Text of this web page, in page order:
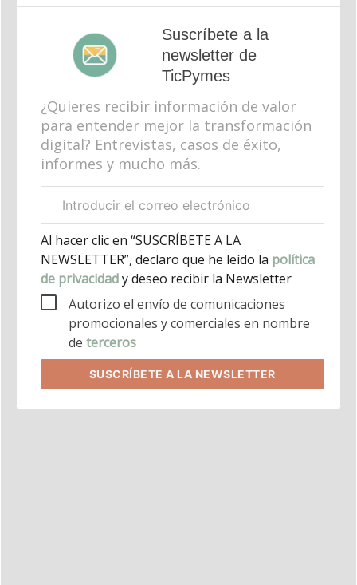
Suscríbete a la
newsletter de
TicPymes
¿Quieres recibir información de valor
para entender mejor la transformación
digital? Entrevistas, casos de éxito,
informes y mucho más.
electrónico
corporativo
Al hacer clic en “SUSCRÍBETE A LA
NEWSLETTER”, declaro que he leído la política
de privacidady deseo recibir la Newsletter
Autorizo el envío de comunicaciones
promocionales y comerciales en nombre
de terceros
SUSCRÍBETE A LA NEWSLETTER